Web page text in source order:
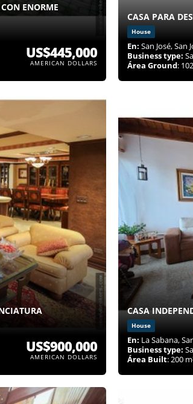
ENORME
US$445,000
AMERICAN DOLLARS
CASA PARA
House
En: San José, San
Business type:
Área Ground:
US$900,000
AMERICAN DOLLARS
CASA
House
En: La Sabana,
Business type:
Área Built: 200